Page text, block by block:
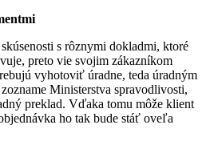
s rôznymi dokladmi, ktoré
preto vie svojim zákazníkom
vyhotoviť úradne, teda úradným
Ministerstva spravodlivosti,
preklad. Vďaka tomu môže klient
ho tak bude stáť oveľa